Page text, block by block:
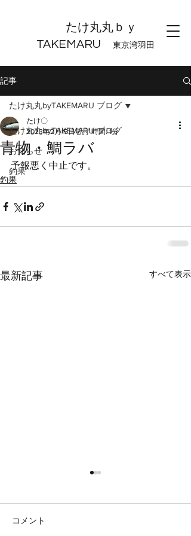
たけ丸丸ｂｙ
TAKEMARU
東京湾羽田
記事
たけ丸丸byTAKEMARU ブログ
お知らせ
釣果
たけ丸丸byTAKEMARU ブログ
青物・鯛ラバ
たけ〇
2023年2月15日 読了時間: 1分
予報悪く中止です。
釣果
最新記事 すべて表示
本日の釣果 マダイ ０枚 他、
サバ コメント 最後まで辛抱
コメント